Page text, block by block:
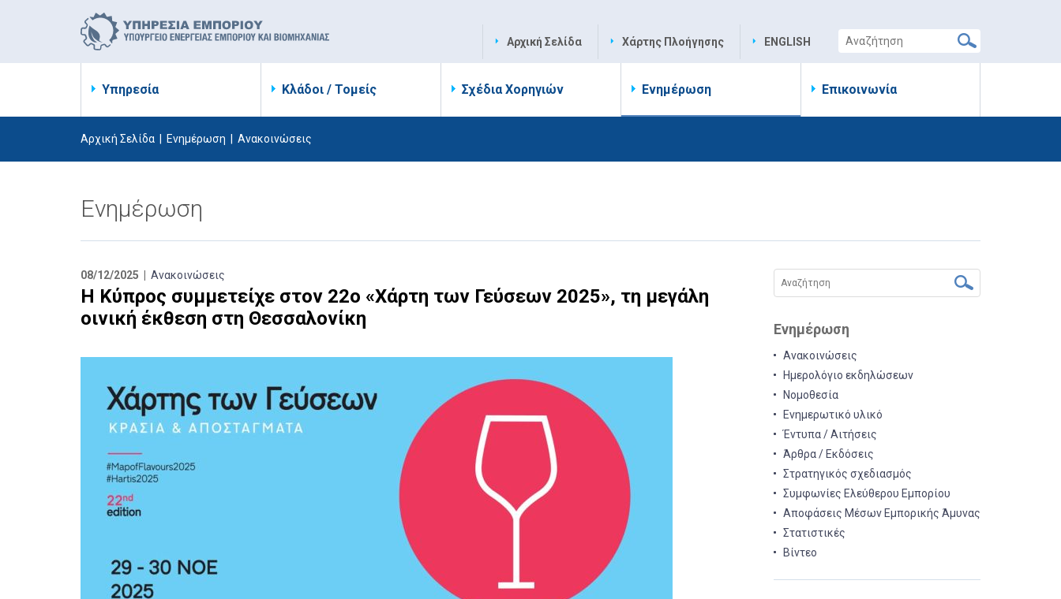
Αρχική Σελίδα Χάρτης Πλοήγησης ENGLISH
Υπηρεσία Κλάδοι / Τομείς Σχέδια Χορηγιών Ενημέρωση Επικοινωνία
Αρχική Σελίδα Ενημέρωση Ανακοινώσεις
Ενημέρωση
08/12/2025 | Ανακοινώσεις
Η Κύπρος συμμετείχε στον 22ο «Χάρτη των Γεύσεων 2025», τη μεγάλη
οινική έκθεση στη Θεσσαλονίκη
Ενημέρωση
Ανακοινώσεις
Ημερολόγιο εκδηλώσεων
Νομοθεσία
Ενημερωτικό υλικό
Έντυπα / Αιτήσεις
Άρθρα / Εκδόσεις
Στρατηγικός σχεδιασμός
Συμφωνίες Ελεύθερου Εμπορίου
Αποφάσεις Μέσων Εμπορικής Άμυνας
Στατιστικές
Βίντεο